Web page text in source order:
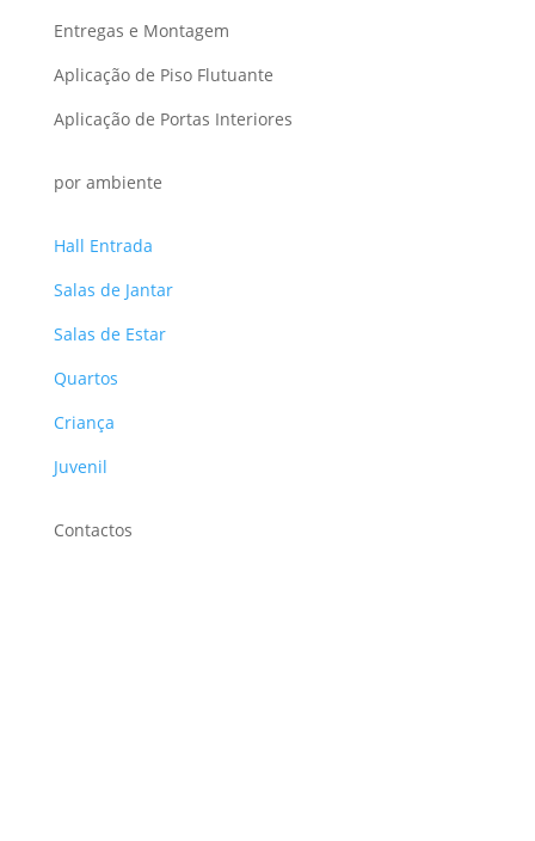
Entregas e Montagem
Aplicação de Piso Flutuante
Aplicação de Portas Interiores
por ambiente
Hall Entrada
Salas de Jantar
Salas de Estar
Quartos
Criança
Juvenil
Contactos